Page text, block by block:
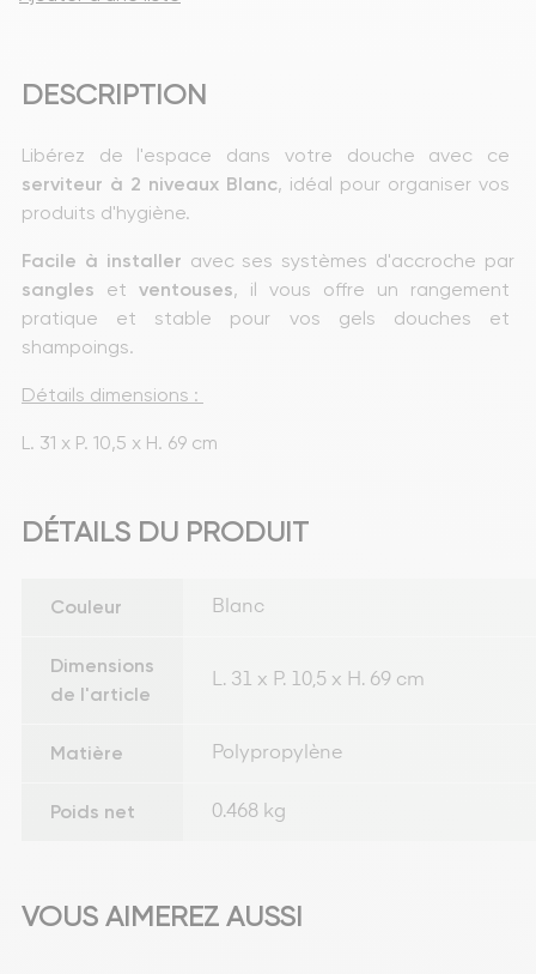
DESCRIPTION
Libérez de l'espace dans votre douche avec ce
serviteur à 2 niveaux Blanc, idéal pour organiser vos
produits d'hygiène.
Facile à installer avec ses systèmes d'accroche par
sangles et ventouses, il vous offre un rangement
pratique et stable pour vos gels douches et
shampoings.
Détails dimensions :
L. 31 x P. 10,5 x H. 69 cm
DÉTAILS DU PRODUIT
Couleur Blanc
Dimensions
de l'article
L. 31 x P. 10,5 x H. 69 cm
Matière Polypropylène
Poids net 0.468 kg
VOUS AIMEREZ AUSSI